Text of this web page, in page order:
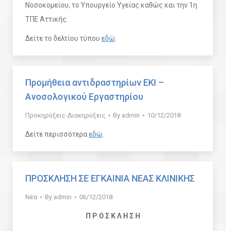
Νοσοκομείου, το Υπουργείο Υγείας καθώς και την 1η
ΤΠΕ Αττικής.
Δείτε το δελτίου τύπου εδώ
Προμήθεια αντιδραστηρίων ΕΚΙ –
Ανοσολογικού Εργαστηρίου
Προκηρύξεις-Διακηρύξεις By admin 10/12/2018
Δείτε περισσότεραεδώ
ΠΡΟΣΚΛΗΣΗ ΣΕ ΕΓΚΑΙΝΙΑ ΝΕΑΣ ΚΛΙΝΙΚΗΣ
Νέα By admin 06/12/2018
Π Ρ Ο Σ Κ Λ Η Σ Η